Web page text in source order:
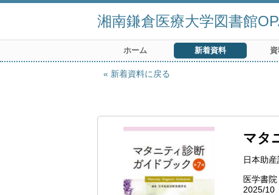
湘南鎌倉医療大学図書館
ホーム 新着資料
新着資料に戻る
マタ
日本助
医学書院
2025/10